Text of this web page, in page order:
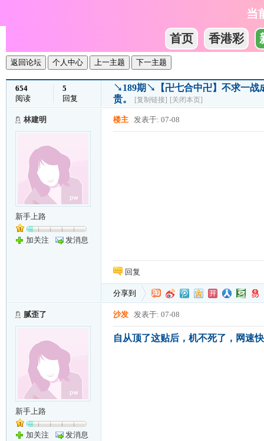
当
首页
香港彩
返回论坛 个人中心 上一主题 下一主题
654
阅读
5
回复
↘189期↘【卍七合中卍】不求一战
贵。
[复制链接] [关闭本页]
林建明
新手上路
加关注 发消息
楼主 发表于: 07-08
回复
分享到
腻歪了
新手上路
加关注 发消息
沙发 发表于: 07-08
自从顶了这贴后，机不死了，网速